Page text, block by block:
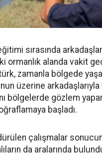
sırasında
ormanlık alanda vakit
zamanla bölgede
üzerine
bölgelerde gözlem
başladı.
çalışmalar
da aralarında